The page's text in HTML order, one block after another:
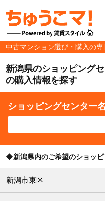
中古マンション選び・購入の専
新潟県のショッピング
の購入情報を探す
ショッピングセンター
◆新潟県内のご希望のショッ
新潟市東区